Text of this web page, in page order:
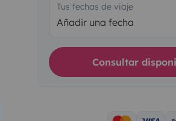
Tus fechas de viaje
Añadir una fecha
Consultar